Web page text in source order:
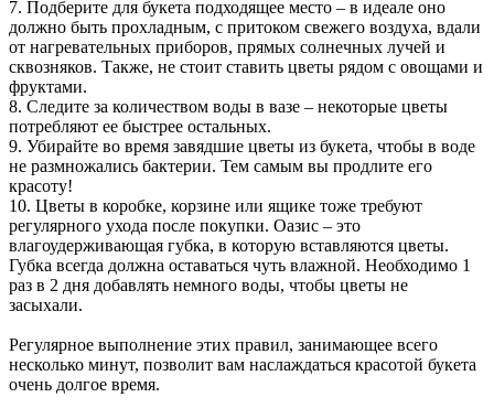
7. Подберите для букета подходящее место – в идеале оно
должно быть прохладным, с притоком свежего воздуха, вдали
от нагревательных приборов, прямых солнечных лучей и
сквозняков. Также, не стоит ставить цветы рядом с овощами и
фруктами.
8. Следите за количеством воды в вазе – некоторые цветы
потребляют ее быстрее остальных.
9. Убирайте во время завядшие цветы из букета, чтобы в воде
не размножались бактерии. Тем самым вы продлите его
красоту!
10. Цветы в коробке, корзине или ящике тоже требуют
регулярного ухода после покупки. Оазис – это
влагоудерживающая губка, в которую вставляются цветы.
Губка всегда должна оставаться чуть влажной. Необходимо 1
раз в 2 дня добавлять немного воды, чтобы цветы не
засыхали.
Регулярное выполнение этих правил, занимающее всего
несколько минут, позволит вам наслаждаться красотой букета
очень долгое время.